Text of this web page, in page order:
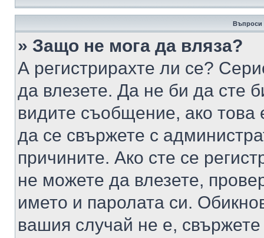
Въпроси
» Защо не мога да вляза?
А регистрирахте ли се?
да влезете. Да не би да сте
видите съобщение, ако това
да се свържете с
причините. Ако сте се
не можете да влезете,
името и паролата си.
вашия случай не е,